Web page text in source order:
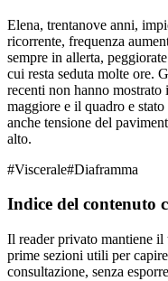
Elena, trentanove anni,
ricorrente, frequenza
sempre in allerta,
cui resta seduta molte ore.
recenti non hanno
maggiore e il quadro e
anche tensione del
alto.
#Viscerale#Diaframma
Indice del contenuto
Il reader privato mantiene
prime sezioni utili per
consultazione, senza